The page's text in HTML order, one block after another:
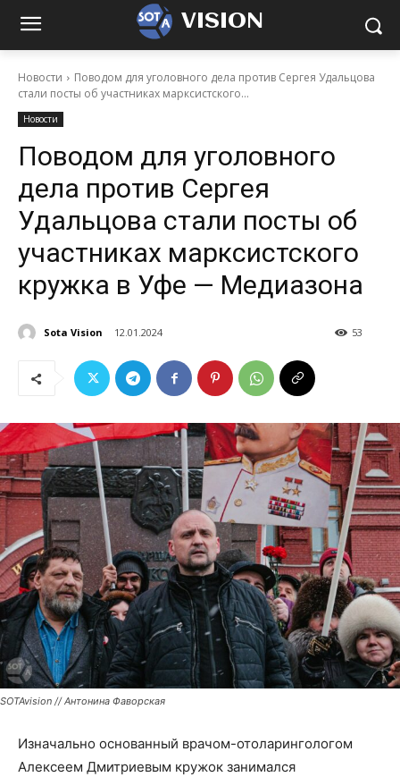
VISION
Новости
Поводом для уголовного дела против Сергея Удальцова
стали посты об участниках марксистского...
Новости
Поводом для уголовного
дела против Сергея
Удальцова стали посты об
участниках марксистского
кружка в Уфе — Медиазона
Sota Vision 12.01.2024 53
SOTAvision // Антонина Фаворская
Изначально основанный врачом-отоларингологом
Алексеем Дмитриевым кружок занимался